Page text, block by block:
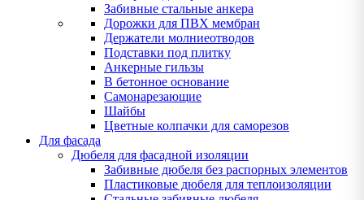
Забивные стальные анкера
Дорожки для ПВХ мембран
Держатели молниеотводов
Подставки под плитку
Анкерные гильзы
В бетонное основание
Самонарезающие
Шайбы
Цветные колпачки для саморезов
Для фасада
Дюбеля для фасадной изоляции
Забивные дюбеля без распорных элементов
Пластиковые дюбеля для теплоизоляции